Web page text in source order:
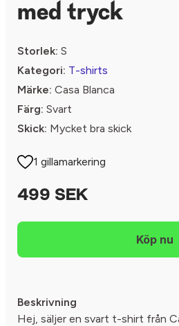
med tryck
Storlek: S
Kategori: T-shirts
Märke: Casa Blanca
Färg: Svart
Skick: Mycket bra skick
1 gillamarkering
499 SEK
Beskrivning
Hej, säljer en svart t-shirt från